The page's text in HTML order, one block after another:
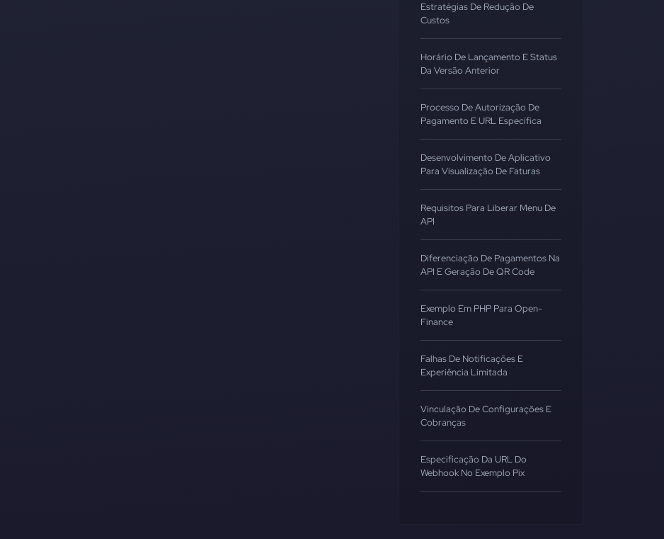
Estratégias De Redução De
Custos
Horário De Lançamento E Status
Da Versão Anterior
Processo De Autorização De
Pagamento E URL Específica
Desenvolvimento De Aplicativo
Para Visualização De Faturas
Requisitos Para Liberar Menu De
API
Diferenciação De Pagamentos Na
API E Geração De QR Code
Exemplo Em PHP Para Open-
Finance
Falhas De Notificações E
Experiência Limitada
Vinculação De Configurações E
Cobranças
Especificação Da URL Do
Webhook No Exemplo Pix